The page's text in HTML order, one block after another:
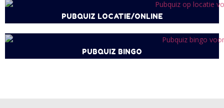
PUBQUIZ LOCATIE/ONLINE
PUBQUIZ BINGO